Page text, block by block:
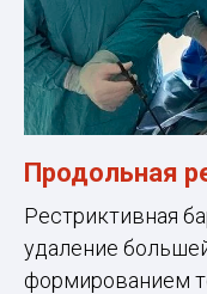
Продольная
Рестриктивная
удаление
формированием